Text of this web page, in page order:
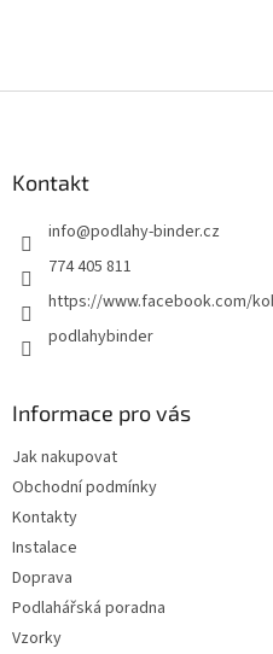
Kontakt
info@podlahy-binder.cz
774 405 811
https://www.facebook.com/
podlahybinder
Informace pro vás
Jak nakupovat
Obchodní podmínky
Kontakty
Instalace
Doprava
Podlahářská poradna
Vzorky